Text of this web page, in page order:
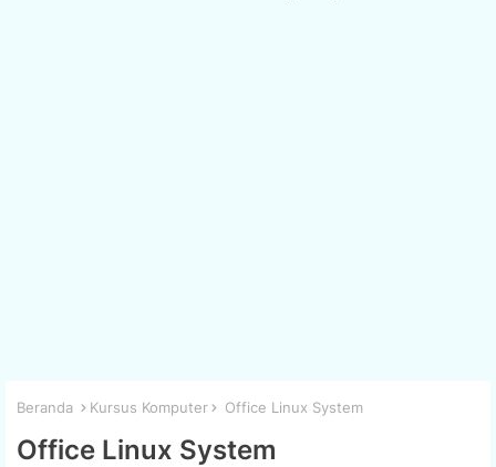
Beranda Kursus Komputer Office Linux System
Office Linux System